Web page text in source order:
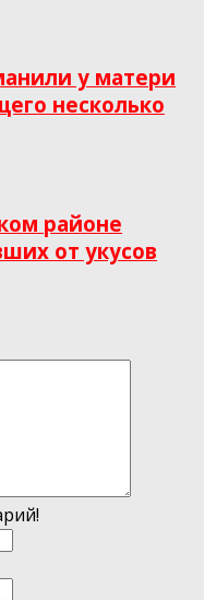
у матери
несколько
районе
от укусов